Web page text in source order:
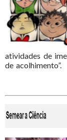
atividades de
de acolhimento”.